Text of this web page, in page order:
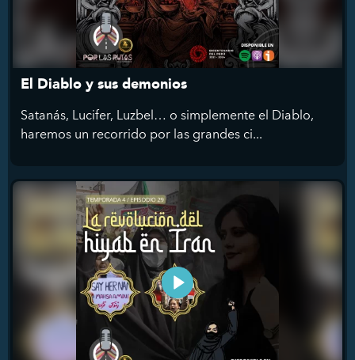
El Diablo y sus demonios
Satanás, Lucifer, Luzbel… o simplemente el Diablo,
haremos un recorrido por las grandes ci...